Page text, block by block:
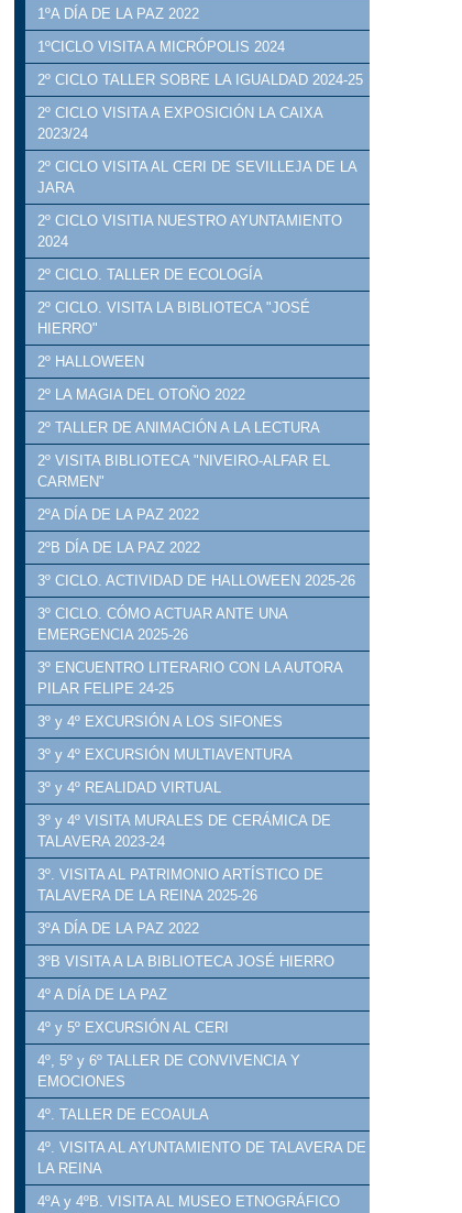
1ºA DÍA DE LA PAZ 2022
1ºCICLO VISITA A MICRÓPOLIS 2024
2º CICLO TALLER SOBRE LA IGUALDAD 2024-25
2º CICLO VISITA A EXPOSICIÓN LA CAIXA
2023/24
2º CICLO VISITA AL CERI DE SEVILLEJA DE LA
JARA
2º CICLO VISITIA NUESTRO AYUNTAMIENTO
2024
2º CICLO. TALLER DE ECOLOGÍA
2º CICLO. VISITA LA BIBLIOTECA "JOSÉ
HIERRO"
2º HALLOWEEN
2º LA MAGIA DEL OTOÑO 2022
2º TALLER DE ANIMACIÓN A LA LECTURA
2º VISITA BIBLIOTECA "NIVEIRO-ALFAR EL
CARMEN"
2ºA DÍA DE LA PAZ 2022
2ºB DÍA DE LA PAZ 2022
3º CICLO. ACTIVIDAD DE HALLOWEEN 2025-26
3º CICLO. CÓMO ACTUAR ANTE UNA
EMERGENCIA 2025-26
3º ENCUENTRO LITERARIO CON LA AUTORA
PILAR FELIPE 24-25
3º y 4º EXCURSIÓN A LOS SIFONES
3º y 4º EXCURSIÓN MULTIAVENTURA
3º y 4º REALIDAD VIRTUAL
3º y 4º VISITA MURALES DE CERÁMICA DE
TALAVERA 2023-24
3º. VISITA AL PATRIMONIO ARTÍSTICO DE
TALAVERA DE LA REINA 2025-26
3ºA DÍA DE LA PAZ 2022
3ºB VISITA A LA BIBLIOTECA JOSÉ HIERRO
4º A DÍA DE LA PAZ
4º y 5º EXCURSIÓN AL CERI
4º, 5º y 6º TALLER DE CONVIVENCIA Y
EMOCIONES
4º. TALLER DE ECOAULA
4º. VISITA AL AYUNTAMIENTO DE TALAVERA DE
LA REINA
4ºA y 4ºB. VISITA AL MUSEO ETNOGRÁFICO